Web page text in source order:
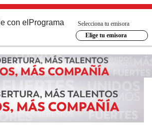
con el Programa
Selecciona tu emisora
Elige tu emisora